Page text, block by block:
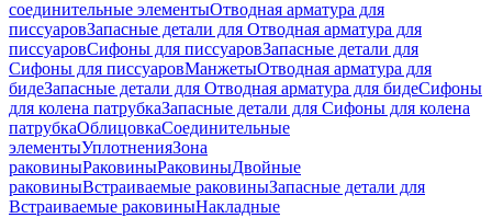
соединительные элементыОтводная арматура для
писсуаровЗапасные детали для Отводная арматура для
писсуаровCифоны для писсуаровЗапасные детали для
Cифоны для писсуаровМанжетыОтводная арматура для
бидеЗапасные детали для Отводная арматура для бидеСифоны
для колена патрубкаЗапасные детали для Сифоны для колена
патрубкаОблицовкаСоединительные
элементыУплотненияЗона
раковиныРаковиныРаковиныДвойные
раковиныВстраиваемые раковиныЗапасные детали для
Встраиваемые раковиныНакладные